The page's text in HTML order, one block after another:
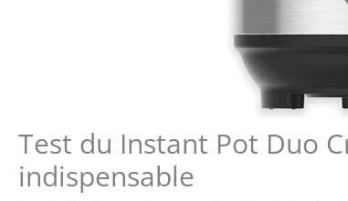
Test du Instant Pot Duo
indispensable